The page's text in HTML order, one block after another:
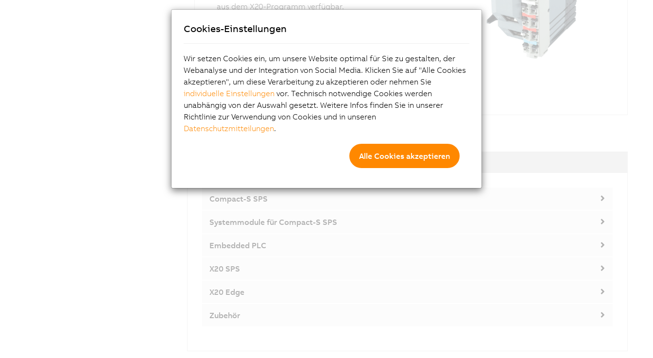
aus dem X20-Programm verfügbar.
Komponenten und Module
Compact-S SPS
Systemmodule für Compact-S SPS
Embedded PLC
X20 SPS
X20 Edge
Zubehör
Cookies-Einstellungen
Wir setzen Cookies ein, um unsere Website optimal für Sie zu gestalten, der
Webanalyse und der Integration von Social Media. Klicken Sie auf "Alle Cookies
akzeptieren", um diese Verarbeitung zu akzeptieren oder nehmen Sie
individuelle Einstellungen vor. Technisch notwendige Cookies werden
unabhängig von der Auswahl gesetzt. Weitere Infos finden Sie in unserer
Richtlinie zur Verwendung von Cookies und in unseren
Datenschutzmitteilungen.
Alle Cookies akzeptieren